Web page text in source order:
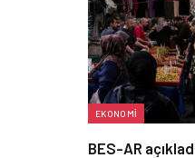
EKONOMI
BES-AR